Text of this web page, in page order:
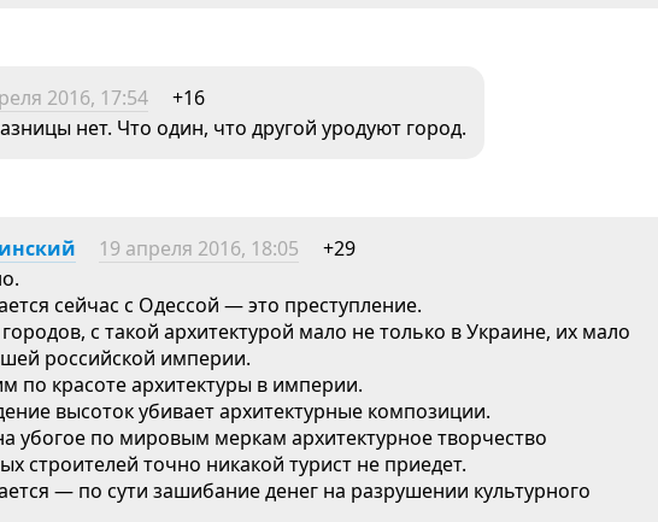
2016, 17:54
+16
нет. Что один, что другой уродуют город.
19 апреля 2016, 18:05
+29
сейчас с Одессой — это преступление.
с такой архитектурой мало не только в Украине, их мало
российской империи.
по красоте архитектуры в империи.
высоток убивает архитектурные композиции.
убогое по мировым меркам архитектурное творчество
строителей точно никакой турист не приедет.
— по сути зашибание денег на разрушении культурного